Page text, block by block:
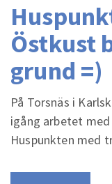
Östkust
grund =)
På Torsnäs i
igång arbetet
Huspunkten med